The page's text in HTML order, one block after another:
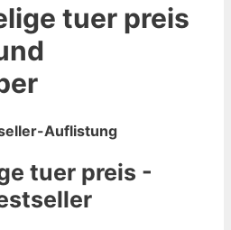
tuer preis
Auflistung
tuer preis -